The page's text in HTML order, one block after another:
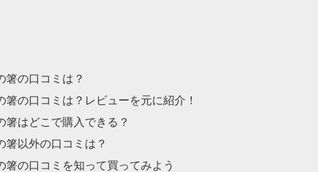
箸の口コミは？
の口コミは？レビューを元に紹介！
箸はどこで購入できる？
箸以外の口コミは？
箸の口コミを知って買ってみよう